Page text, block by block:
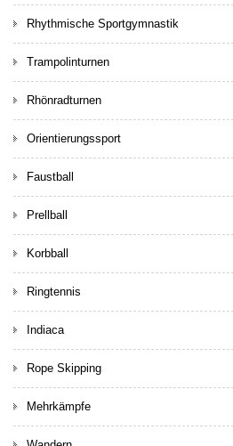
Rhythmische Sportgymnastik
Trampolinturnen
Rhönradturnen
Orientierungssport
Faustball
Prellball
Korbball
Ringtennis
Indiaca
Rope Skipping
Mehrkämpfe